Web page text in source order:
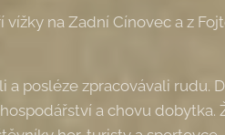
na Zadní Cínovec a z
posléze zpracovávali rudu.
a chovu dobytka.